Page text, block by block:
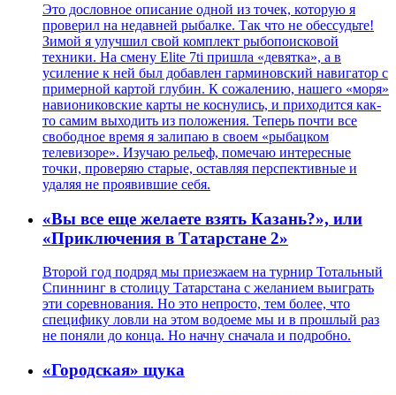
Это дословное описание одной из точек, которую я
проверил на недавней рыбалке. Так что не обессудьте!
Зимой я улучшил свой комплект рыбопоисковой
техники. На смену Elite 7ti пришла «девятка», а в
усиление к ней был добавлен гарминовский навигатор с
примерной картой глубин. К сожалению, нашего «моря»
навиониковские карты не коснулись, и приходится как-
то самим выходить из положения. Теперь почти все
свободное время я залипаю в своем «рыбацком
телевизоре». Изучаю рельеф, помечаю интересные
точки, проверяю старые, оставляя перспективные и
удаляя не проявившие себя.
«Вы все еще желаете взять Казань?», или
«Приключения в Татарстане 2»
Второй год подряд мы приезжаем на турнир Тотальный
Спиннинг в столицу Татарстана с желанием выиграть
эти соревнования. Но это непросто, тем более, что
специфику ловли на этом водоеме мы и в прошлый раз
не поняли до конца. Но начну сначала и подробно.
«Городская» щука